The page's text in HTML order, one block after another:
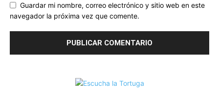
Guardar mi nombre, correo electrónico y sitio web en este
navegador la próxima vez que comente.